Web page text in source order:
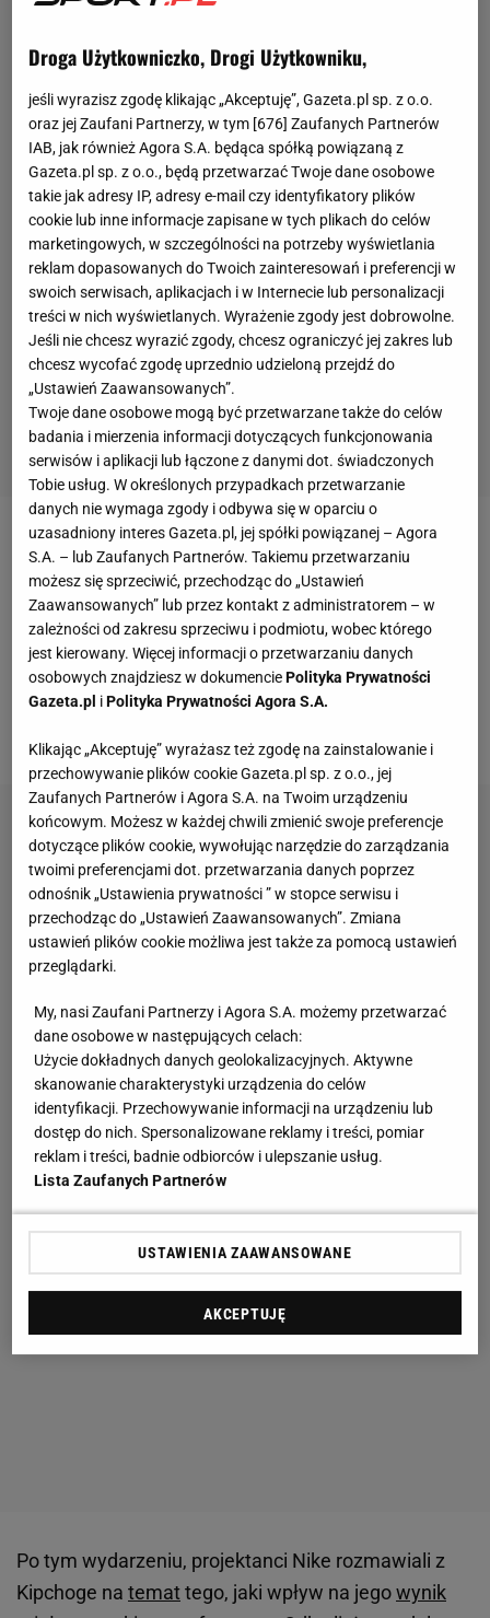
We wrześniu 2017 r. w Berlinie, Eliud Kipchoge, który
osiągnął najszybszy czas w historii na dystansie
maratońskim, zmagał się z obfitym deszczem oraz
dużą wilgotnością powietrza przez cały, 42-
kilometrowy bieg. Pomimo trudności, udało mu się
zakończyć zawody z pierwszym miejscem, niezdołał
Po tym wydarzeniu, projektanci Nike rozmawiali z
Kipchoge na temattego, jaki wpływ na jegowynik
Droga Użytkowniczko, Drogi Użytkowniku,
jeśli wyrazisz zgodę klikając „Akceptuję”, Gazeta.pl sp. z o.o.
oraz jej Zaufani Partnerzy, w tym [676] Zaufanych Partnerów
IAB, jak również Agora S.A. będąca spółką powiązaną z
Gazeta.pl sp. z o.o., będą przetwarzać Twoje dane osobowe
takie jak adresy IP, adresy e-mail czy identyfikatory plików
cookie lub inne informacje zapisane w tych plikach do celów
marketingowych, w szczególności na potrzeby wyświetlania
reklam dopasowanych do Twoich zainteresowań i preferencji w
swoich serwisach, aplikacjach i w Internecie lub personalizacji
treści w nich wyświetlanych. Wyrażenie zgody jest dobrowolne.
Jeśli nie chcesz wyrazić zgody, chcesz ograniczyć jej zakres lub
chcesz wycofać zgodę uprzednio udzieloną przejdź do
„Ustawień Zaawansowanych”.
Twoje dane osobowe mogą być przetwarzane także do celów
badania i mierzenia informacji dotyczących funkcjonowania
serwisów i aplikacji lub łączone z danymi dot. świadczonych
Tobie usług. W określonych przypadkach przetwarzanie
danych nie wymaga zgody i odbywa się w oparciu o
uzasadniony interes Gazeta.pl, jej spółki powiązanej – Agora
S.A. – lub Zaufanych Partnerów. Takiemu przetwarzaniu
możesz się sprzeciwić, przechodząc do „Ustawień
Zaawansowanych” lub przez kontakt z administratorem – w
zależności od zakresu sprzeciwu i podmiotu, wobec którego
jest kierowany. Więcej informacji o przetwarzaniu danych
osobowych znajdziesz w dokumenciePolityka Prywatności
Gazeta.pl iPolityka Prywatności Agora S.A.
Klikając „Akceptuję” wyrażasz też zgodę na zainstalowanie i
przechowywanie plików cookie Gazeta.pl sp. z o.o., jej
Zaufanych Partnerów i Agora S.A. na Twoim urządzeniu
końcowym. Możesz w każdej chwili zmienić swoje preferencje
dotyczące plików cookie, wywołując narzędzie do zarządzania
twoimi preferencjami dot. przetwarzania danych poprzez
odnośnik „Ustawienia prywatności ” w stopce serwisu i
przechodząc do „Ustawień Zaawansowanych”. Zmiana
ustawień plików cookie możliwa jest także za pomocą ustawień
przeglądarki.
My, nasi Zaufani Partnerzy i Agora S.A. możemy przetwarzać
dane osobowe w następujących celach:
Użycie dokładnych danych geolokalizacyjnych. Aktywne
skanowanie charakterystyki urządzenia do celów
identyfikacji. Przechowywanie informacji na urządzeniu lub
dostęp do nich. Spersonalizowane reklamy i treści, pomiar
reklam i treści, badnie odbiorców i ulepszanie usług.
Lista Zaufanych Partnerów
USTAWIENIA ZAAWANSOWANE
AKCEPTUJĘ